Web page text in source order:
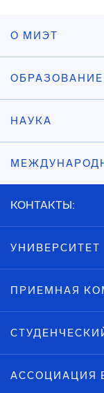
О МИЭТ
ОБРАЗОВАНИЕ
НАУКА
КОНТАКТЫ:
УНИВЕРСИТЕТ
ПРИЕМНАЯ
АССОЦИАЦИЯ